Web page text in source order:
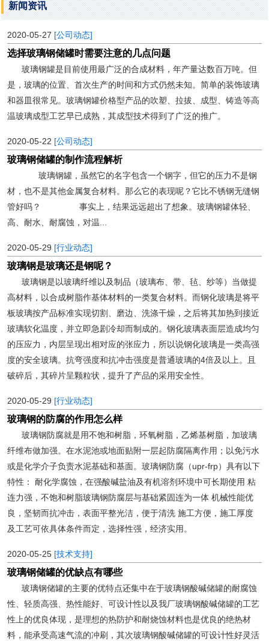
新闻资讯
2020-05-27 [公司动态]
选择玻璃钢储罐时需要注意的几点问题
玻璃钢罐是目前使用最广泛的合成材料，年产量达数百万吨。但
是，玻璃的位置、首次生产的时间和方式仍然未知。简单的装饰玻璃
和器皿很常见。玻璃钢罐价格型产品的吹塑、拉拔、成型、铸造等高
温玻璃成型工艺早已成熟，其成型技术得到了广泛的推广。
2020-05-22 [公司动态]
玻璃钢储罐的制作流程解析
玻璃钢罐，虽然它的名字包含一个钢字，但它的压力不是钢
材，也不是其他金属复合材料。那么它的表现呢？它比不锈钢无缝钢
管好吗？ 事实上，结果远远超出了想象。玻璃钢罐体轻、
高、耐水、耐腐蚀，对温...
2020-05-29 [行业动态]
玻璃钢是玻璃还是钢呢？
玻璃钢是以玻璃纤维以及制品（玻璃布、带、毡、纱等）当做提
高材料，以合成树脂作基体材料的一类复合材料。而钢化玻璃是将平
板玻璃按产品标准实现切割、磨边、洗涤干燥，之后将其加热到接近
玻璃软化温度，并立即急剧冷却而制成的。钢化玻璃表面层造成均匀
的压应力，内层呈现出相对应的张应力，所以说钢化玻璃是一类高强
度的安全玻璃。抗弯强度和抗冲击强度是普通玻璃的4倍及以上。且
破碎后，其碎片呈颗粒状，提升了产品的采用安全性。
2020-05-29 [行业动态]
玻璃钢的防腐的作用怎么样
玻璃钢防腐就是用不饱和树脂，环氧树脂，乙烯基树脂，加玻璃
纤维布做加强。在水泥池或地面贴附一层起防腐隔离作用；以免污水
或是化学介子负责水泥基础和基面。玻璃钢防腐（upr-frp）具有以下
特性： 耐化学腐蚀，在强酸碱盐油及有机溶剂环境中可长期使用 粘
连力强，不饱和树脂玻璃钢防腐层与基础紧固连为一体 机械性能优
良，坚韧而抗冲击，表面平整光洁，便于清洗 施工方便，施工厚度
及工艺可依具体条件而定，选择性强，经济实用。
2020-05-25 [技术支持]
玻璃钢储罐的优缺点有哪些
玻璃钢储罐的主要的优特点还集中在于玻璃钢酸碱储罐的耐腐蚀
性、轻质高强、热性能好、可设计性以及我厂玻璃钢酸碱储罐的工艺
性上的优良体现，是理想的热防护和耐烧蚀材料也是优良的绝热材
料，能承受高速气流的冲刷，其次玻璃钢酸碱储罐的可设计性好灵活